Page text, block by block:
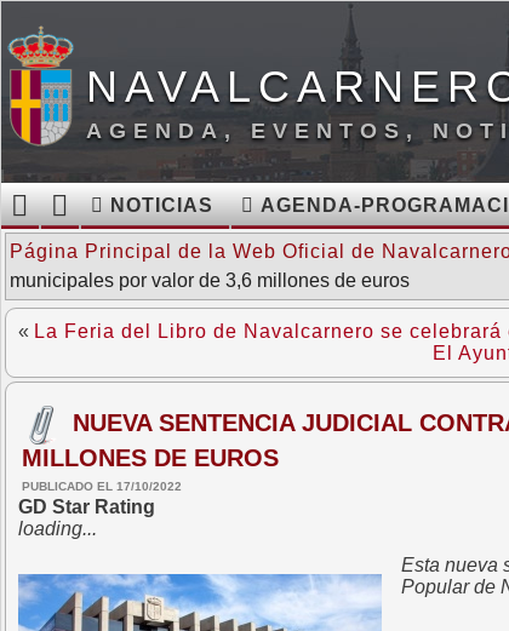
AGENDA, EVENTOS,
NOTICIAS AGENDA-
Página Principal de la Web Oficial de
municipales por valor de 3,6 millones de euros
« La Feria del Libro de Navalcarnero se
El
NUEVA SENTENCIA JUDICIAL
MILLONES DE EUROS
PUBLICADO EL 17/10/2022
GD Star Rating
loading...
Esta nueva
Popular de